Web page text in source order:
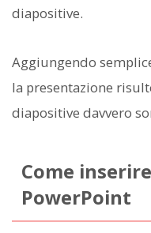
diapositive.
Aggiungendo
la presentazione
diapositive davvero
Come
PowerPoint